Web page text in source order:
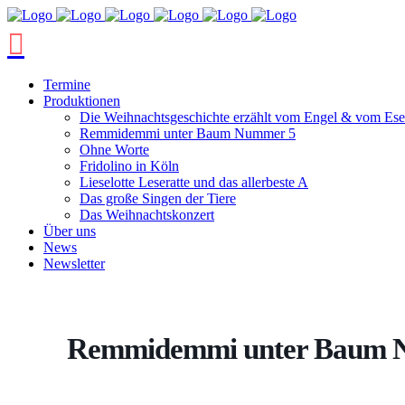
Termine
Produktionen
Die Weihnachtsgeschichte erzählt vom Engel & vom
Remmidemmi unter Baum Nummer 5
Ohne Worte
Fridolino in Köln
Lieselotte Leseratte und das allerbeste A
Das große Singen der Tiere
Das Weihnachtskonzert
Über uns
News
Newsletter
Remmidemmi unter Baum